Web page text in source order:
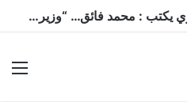
السفير دكتور محمد حجازي يكتب : محمد فائق… “وزير إفريقيا” الذي حمل رسالة القاهرة إلى القارة السمراء